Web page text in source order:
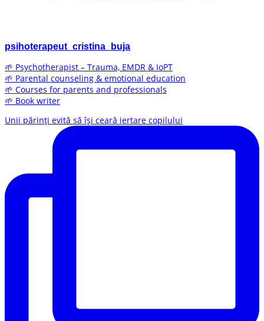
psihoterapeut_cristina_buja
🌱 Psychotherapist – Trauma, EMDR & IoPT
🌱 Parental counseling & emotional education
🌱 Courses for parents and professionals
🌱 Book writer
Unii părinți evită să își ceară iertare copilului